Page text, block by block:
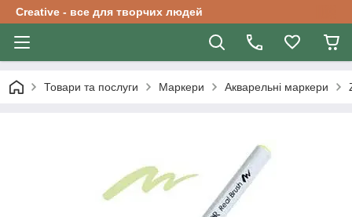
Creative - все для творчих людей
Товари та послуги Маркери Акварельні маркери